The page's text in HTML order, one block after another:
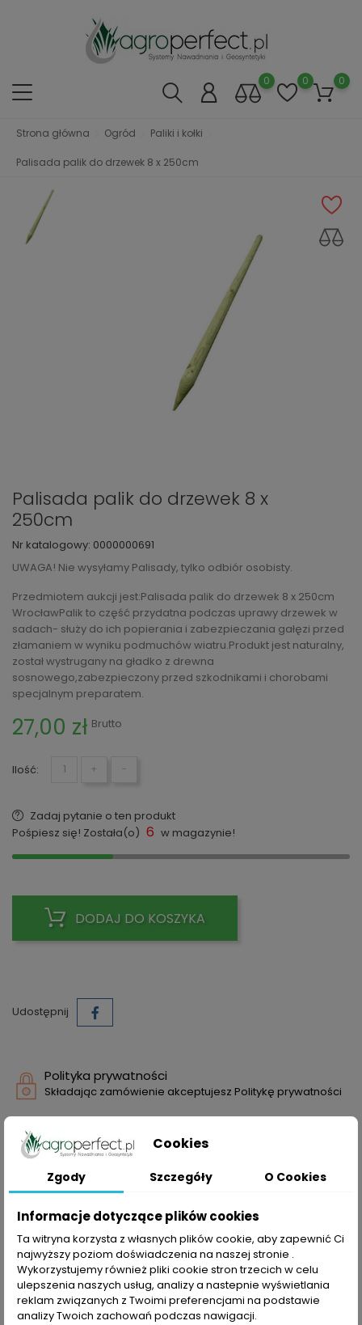
0 0 0
Strona główna Ogród Paliki i kołki
Palisada palik do drzewek 8 x 250cm
Palisada palik do drzewek 8 x
250cm
Nr katalogowy: 0000000691
UWAGA! Nie wysyłamy Palisady, tylko odbiór osobisty.
Przedmiotem aukcji jest:Palisada palik do drzewek 8 x 250cm
WrocławPalik to część przydatna podczas uprawy drzewek w
sadach- służy do ich popierania i zabezpieczania gałęzi przed
złamaniem w wyniku podmuchów wiatru.Produkt jest naturalny,
został wystrugany na gładko z drewna
sosnowego,zabezpieczony przed szkodnikami i chorobami
specjalnym preparatem.
27,00 zł Brutto
Ilość: + −
Zadaj pytanie o ten produkt
Pośpiesz się! Została(o) 6 w magazynie!
DODAJ DO KOSZYKA
Udostępnij
Polityka prywatności
Składając zamówienie akceptujesz Politykę prywatności
Zasady dostawy
Składając zamówienie akceptujesz Zasady Wysyłki i
Zwrotu
Zasady bezpieczeństwa
Składając zamówienie akceptujesz Regulamin sklepu
SZCZEGÓŁY PRODUKTU
Indeks0000000691
W magazynie 6 Przedmioty
Cookies
Zgody Szczegóły O Cookies
Informacje dotyczące plików cookies
Ta witryna korzysta z własnych plików cookie, aby zapewnić Ci
najwyższy poziom doświadczenia na naszej stronie .
Wykorzystujemy również pliki cookie stron trzecich w celu
ulepszenia naszych usług, analizy a nastepnie wyświetlania
reklam związanych z Twoimi preferencjami na podstawie
analizy Twoich zachowań podczas nawigacji.